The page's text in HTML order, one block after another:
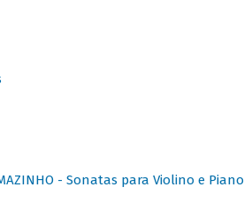
- Sonatas para Violino e Piano